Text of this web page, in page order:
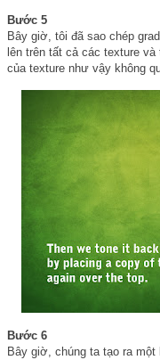
Bước 5
Bây giờ, tôi đã sao chép
lên trên tất cả các texture
của texture như vậy không
Bước 6
Bây giờ, chúng ta tạo ra